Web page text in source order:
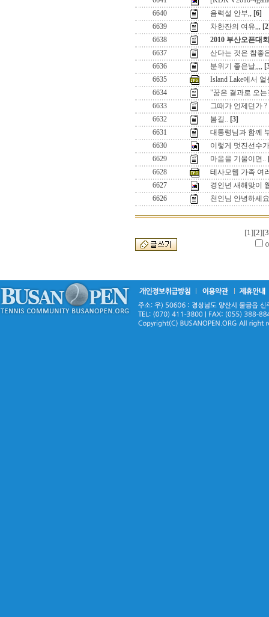
6640
음력설 안부,, [6]
6639
차한잔의 여유,,,
6638
2010 부산오픈대
6637
산다는 것은 참좋
6636
분위기 좋은날,,,,
6635
Island Lake에서
6634
"꿈은 결과로 오
6633
그때가 언제던가 ?
6632
봄길.. [3]
6631
대통령님과 함께
6630
이렇게 멋진선수
6629
마음을 기울이면..
6628
테사모웹 가족 여
6627
경인년 새해맞이
6626
천인님 안녕하세
[1][2]